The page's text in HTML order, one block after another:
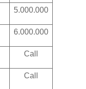
5.000.000
6.000.000
Call
Call